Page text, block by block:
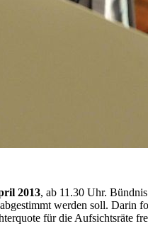
2013, ab 11.30 Uhr.
werden soll. Darin
für die Aufsichtsräte